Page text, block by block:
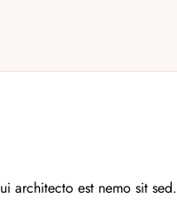
architecto est nemo sit sed.